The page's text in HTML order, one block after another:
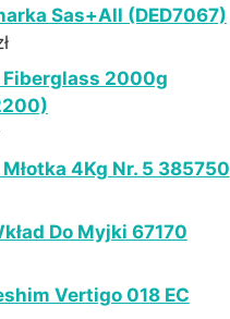
Sas+All (DED7067)
Fiberglass 2000g
4Kg Nr. 5 385750
Do Myjki 67170
Vertigo 018 EC